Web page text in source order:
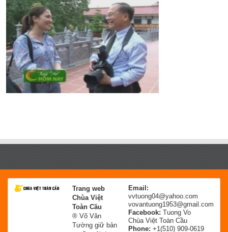
Trang web
Chùa Việt
Toàn Cầu
® Võ Văn
Tường giữ bản
Email:
vvtuong04@yahoo.com
vovantuong1953@gmail.com
Facebook: Tuong Vo
Chùa Việt Toàn Cầu
Phone: +1(510) 909-0619